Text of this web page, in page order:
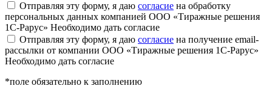
Отправляя эту форму, я даю согласие на обработку
персональных данных компанией ООО «Тиражные решения
1С-Рарус» Необходимо дать согласие
Отправляя эту форму, я даю согласие на получение email-
рассылки от компании ООО «Тиражные решения 1С-Рарус»
Необходимо дать согласие
*поле обязательно к заполнению